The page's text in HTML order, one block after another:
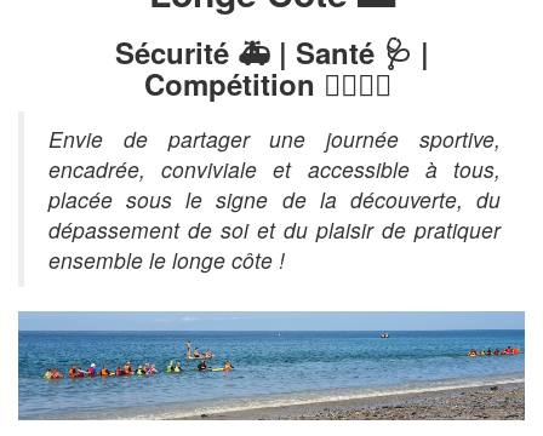
Sécurité 🚑 | Santé 🩺 |
Compétition 🏃‍♀️🏃‍♂️
Envie de partager une journée sportive,
encadrée, conviviale et accessible à tous,
placée sous le signe de la découverte, du
dépassement de soi et du plaisir de pratiquer
ensemble le longe côte !